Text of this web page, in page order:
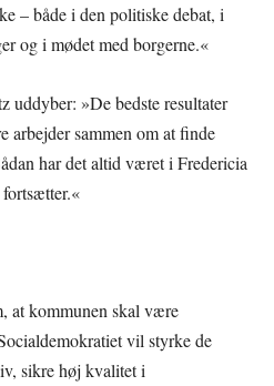
– både i den politiske debat, i
og i mødet med borgerne.«
uddyber: »De bedste resultater
arbejder sammen om at finde
har det altid været i Fredericia
at kommunen skal være
vil styrke de
sikre høj kvalitet i